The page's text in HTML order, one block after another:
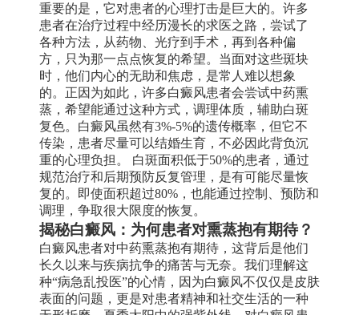
重要的是，它对患者的心理打击是巨大的。许多
患者在治疗过程中经历漫长的求医之路，尝试了
各种方法，从药物、光疗到手术，再到各种偏
方，只为那一点点恢复的希望。当面对这些斑块
时，他们内心的无助和焦虑，是常人难以想象
的。正因为如此，许多白癜风患者会尝试中药熏
蒸，希望能通过这种方式，调理体质，辅助白斑
复色。白癜风虽然有3%-5%的遗传概率，但它不
传染，患者尽量可以结婚生育，不必因此背负沉
重的心理负担。 白斑面积低于50%的患者，通过
规范治疗和后期预防反复管理，是有可能尽量恢
复的。即使面积超过80%，也能通过控制、预防和
调理，争取很大限度的恢复。
揭秘白癜风：为何患者对熏蒸抱有期待？
白癜风患者对中药熏蒸抱有期待，这背后是他们
长久以来与疾病抗争的痛苦与无奈。我们理解这
种“病急乱投医”的心情，因为白癜风不仅仅是皮肤
表面的问题，更是对患者精神和社交生活的一种